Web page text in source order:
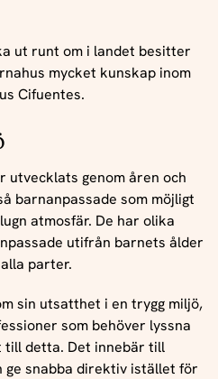
ut runt om i landet besitter
mycket kunskap inom
Cifuentes.
utvecklats genom åren och
barnanpassade som möjligt
atmosfär. De har olika
utifrån barnets ålder
parter.
sin utsatthet i en trygg miljö,
som behöver lyssna
till detta. Det innebär till
ge snabba direktiv istället för